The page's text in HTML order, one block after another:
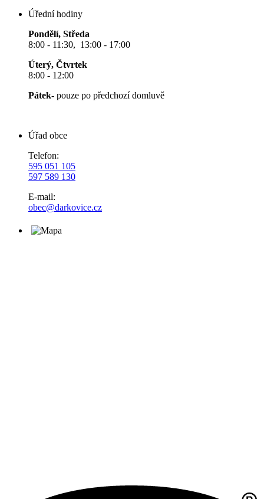
Úřední hodiny
Pondělí, Středa
8:00 - 11:30, 13:00 - 17:00
Úterý, Čtvrtek
8:00 - 12:00
Pátek- pouze po předchozí domluvě
Úřad obce
Telefon:
595 051 105
597 589 130
E-mail:
obec@darkovice.cz